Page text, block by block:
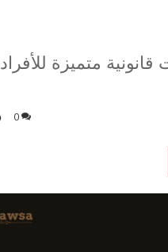
متميزة للأفراد
0
‫Pocket